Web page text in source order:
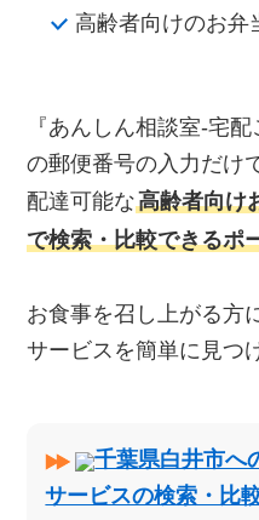
高齢者向けのお弁
『あんしん相談室‐宅
の郵便番号の入力だけ
配達可能な高齢者向け
で検索・比較できるポ
お食事を召し上がる方
サービスを簡単に見つ
千葉県白井市へ
サービスの検索・比